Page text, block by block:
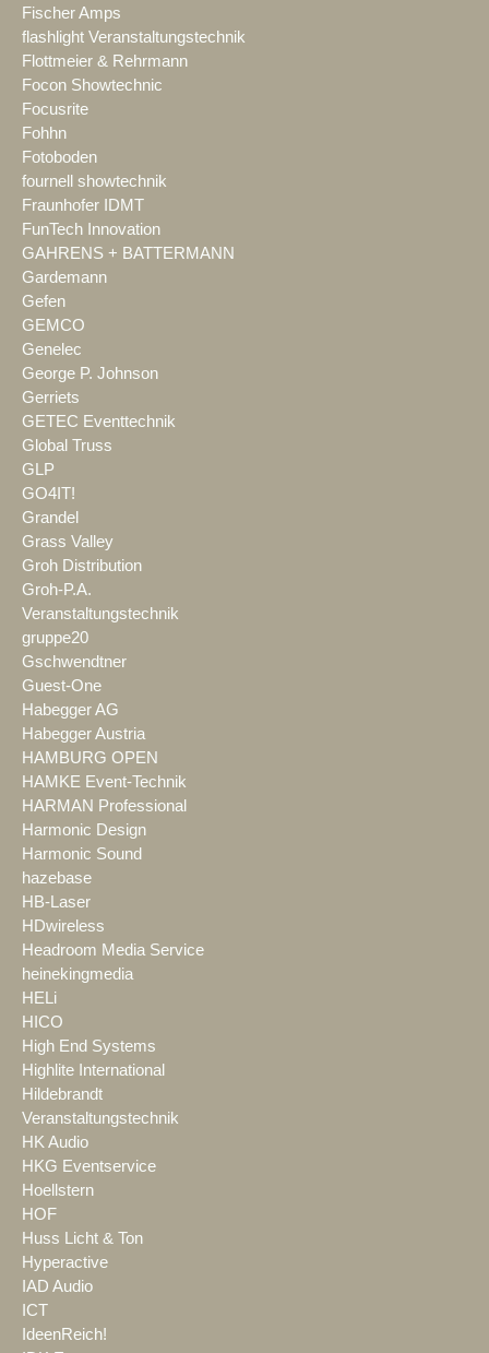
Fischer Amps
flashlight Veranstaltungstechnik
Flottmeier & Rehrmann
Focon Showtechnic
Focusrite
Fohhn
Fotoboden
fournell showtechnik
Fraunhofer IDMT
FunTech Innovation
GAHRENS + BATTERMANN
Gardemann
Gefen
GEMCO
Genelec
George P. Johnson
Gerriets
GETEC Eventtechnik
Global Truss
GLP
GO4IT!
Grandel
Grass Valley
Groh Distribution
Groh-P.A.
Veranstaltungstechnik
gruppe20
Gschwendtner
Guest-One
Habegger AG
Habegger Austria
HAMBURG OPEN
HAMKE Event-Technik
HARMAN Professional
Harmonic Design
Harmonic Sound
hazebase
HB-Laser
HDwireless
Headroom Media Service
heinekingmedia
HELi
HICO
High End Systems
Highlite International
Hildebrandt
Veranstaltungstechnik
HK Audio
HKG Eventservice
Hoellstern
HOF
Huss Licht & Ton
Hyperactive
IAD Audio
ICT
IdeenReich!